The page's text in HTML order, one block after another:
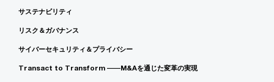
サステナビリティ
リスク＆ガバナンス
サイバーセキュリティ＆プライバシー
Transact to Transform ――M&Aを通じた変革の実現